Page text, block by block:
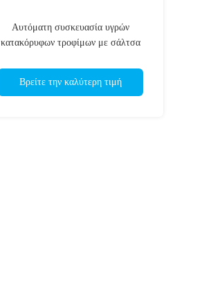
Αυτόματη συσκευασία υγρών
κατακόρυφων τροφίμων με σάλτσα
Βρείτε την καλύτερη τιμή